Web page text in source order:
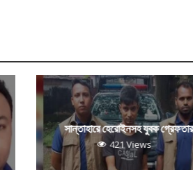
সান্তাহারে হেরোইনসহ যুবক গ্রেফতার
421 Views